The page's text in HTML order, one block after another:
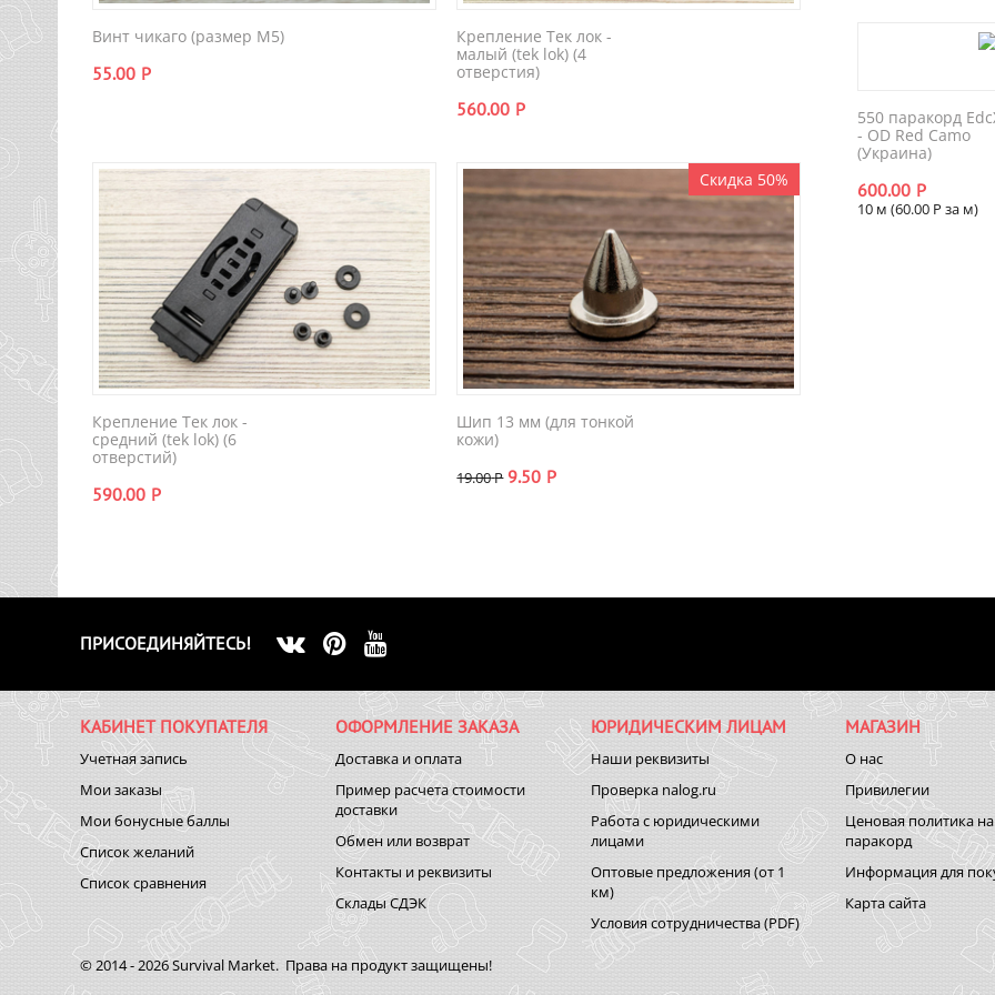
Винт чикаго (размер M5)
55.00 Р
Крепление Тек лок -
малый (tek lok) (4
отверстия)
560.00 Р
Крепление Тек лок -
средний (tek lok) (6
отверстий)
590.00 Р
Скидка 50%
Шип 13 мм (для тонкой
кожи)
19.00Р 9.50 Р
550 паракорд
- OD Red Camo
(Украина)
600.00 Р
10 м (60.00 Р за м)
ПРИСОЕДИНЯЙТЕСЬ!
КАБИНЕТ ПОКУПАТЕЛЯ
Учетная запись
Мои заказы
Мои бонусные баллы
Список желаний
Список сравнения
ОФОРМЛЕНИЕ ЗАКАЗА
Доставка и оплата
Пример расчета стоимости
доставки
Обмен или возврат
Контакты и реквизиты
Склады СДЭК
ЮРИДИЧЕСКИМ ЛИЦАМ
Наши реквизиты
Проверка nalog.ru
Работа с юридическими
лицами
Оптовые предложения (от 1
км)
Условия сотрудничества (PDF)
МАГАЗИН
О нас
Привилегии
Ценовая политика на
паракорд
Информация для
Карта сайта
© 2014 - 2026 Survival Market. Права на продукт защищены!